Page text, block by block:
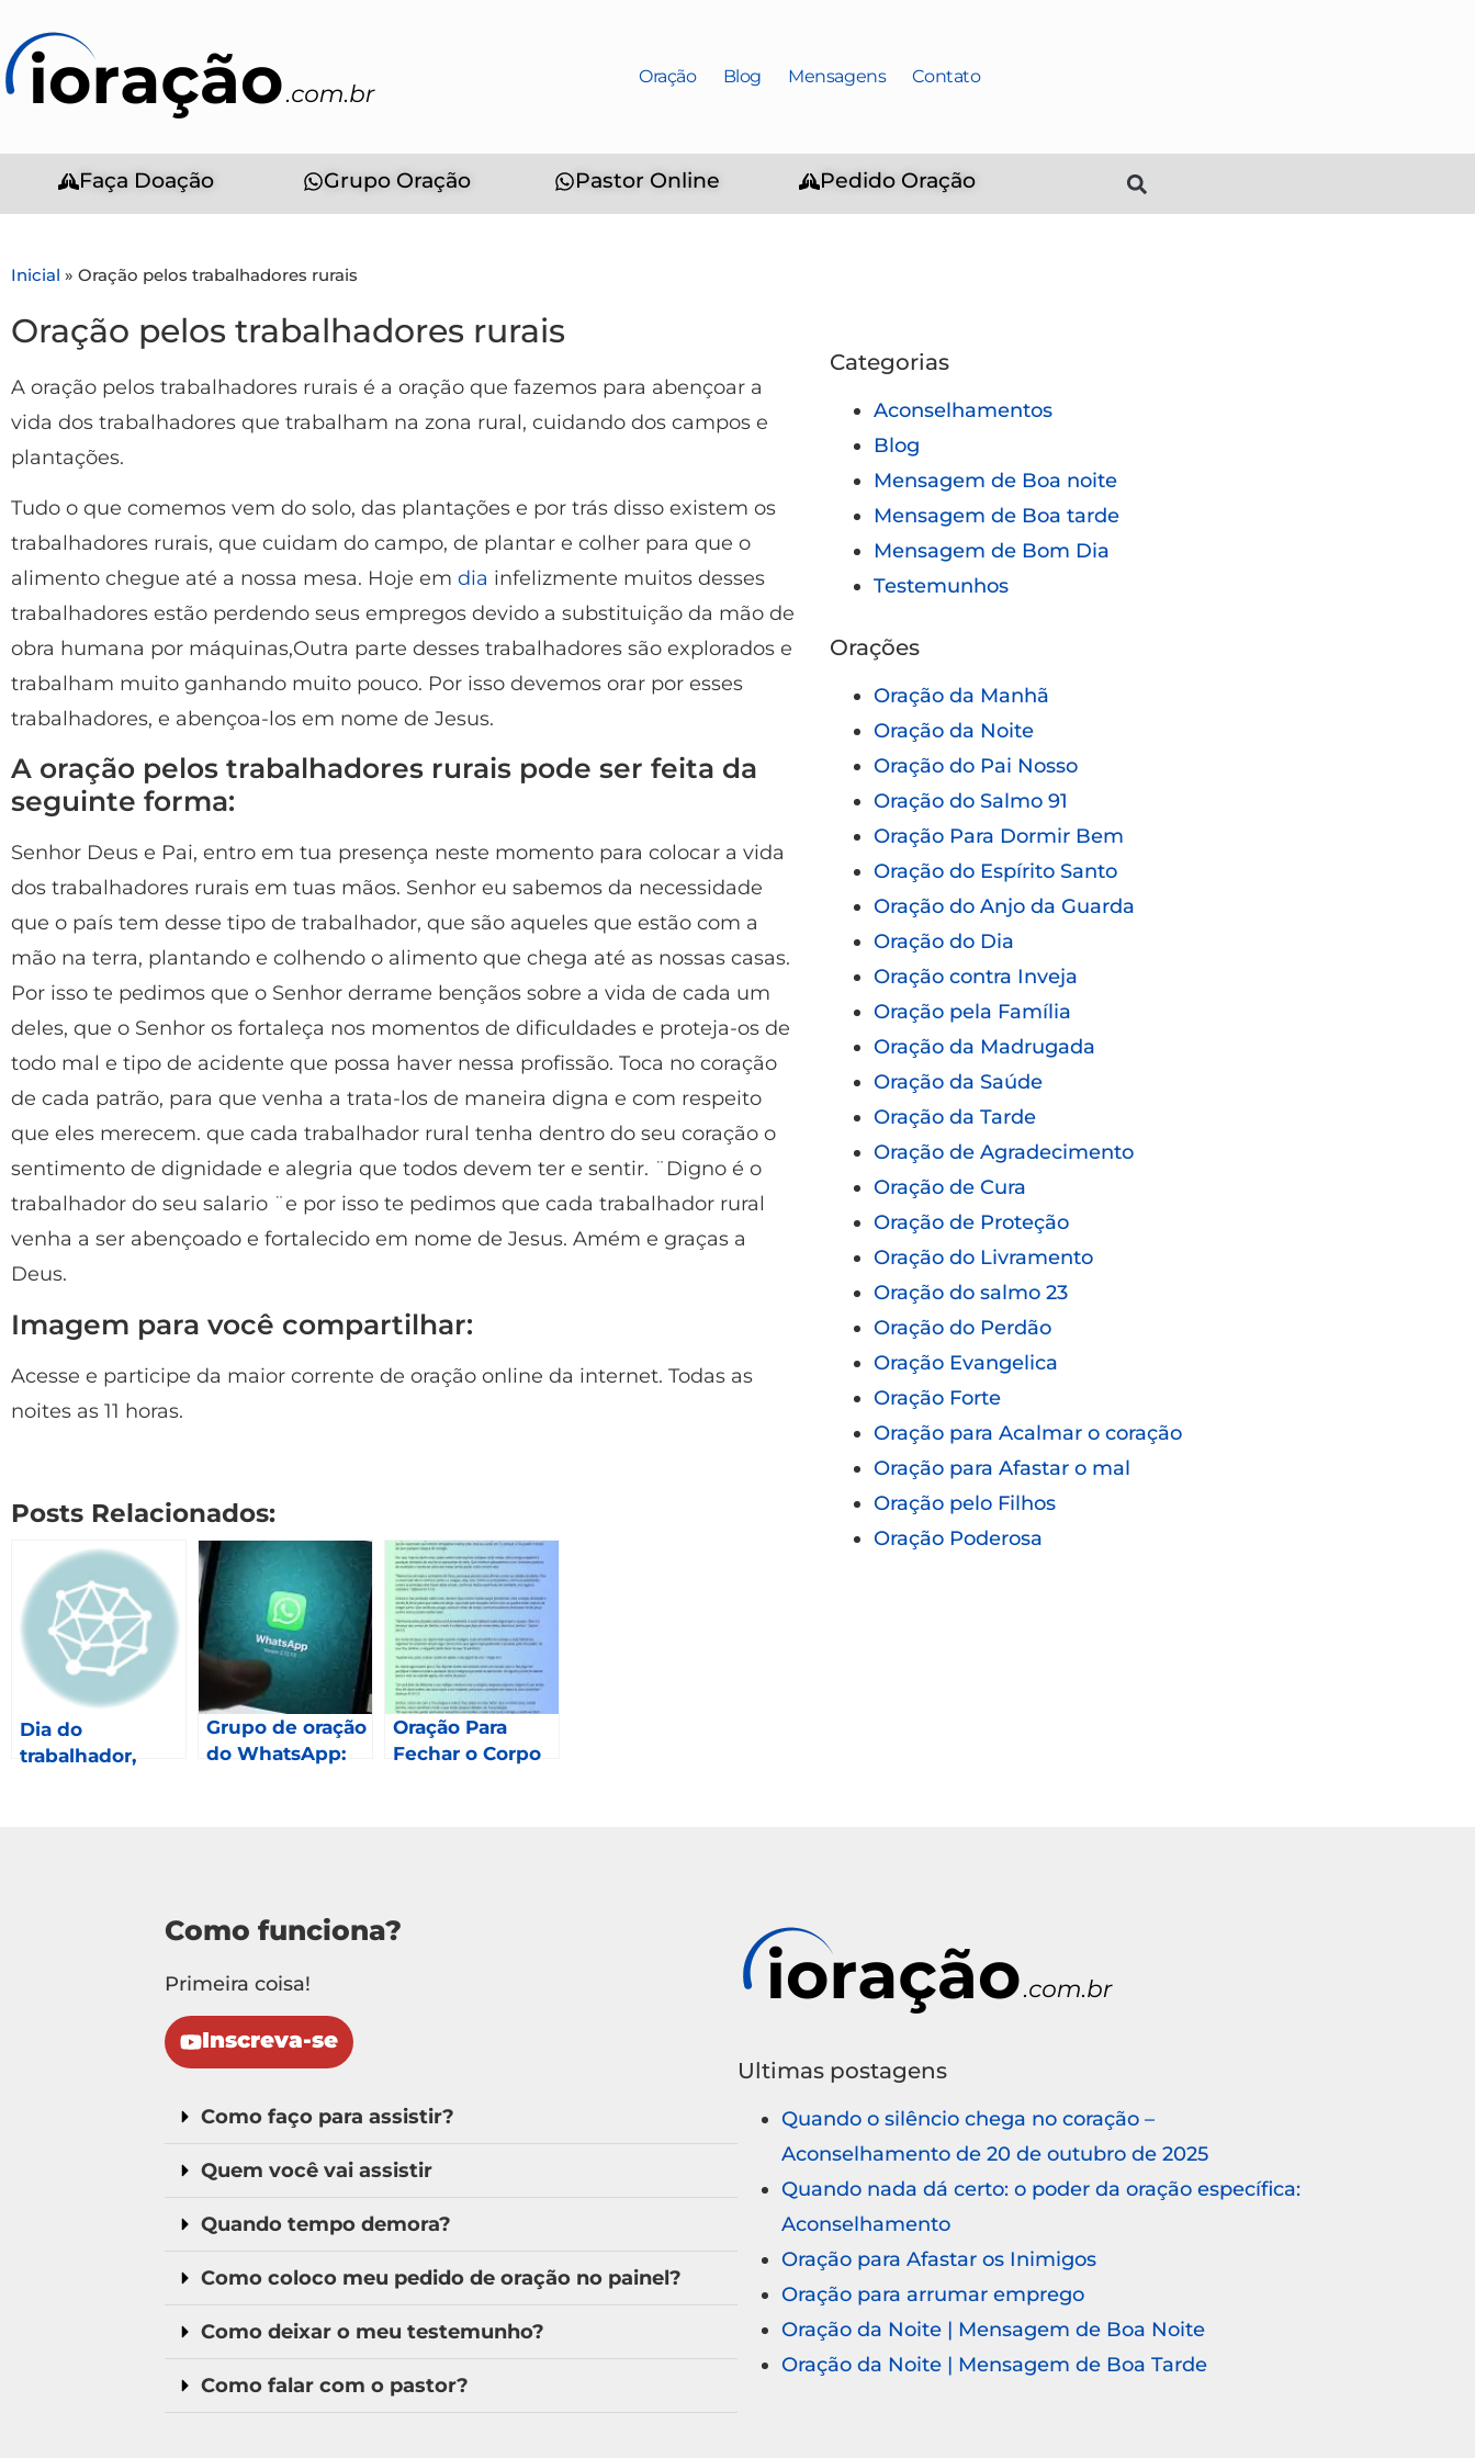
Oração Blog Mensagens Contato
Faça Doação Grupo Oração Pastor Online Pedido Oração
Inicial » Oração pelos trabalhadores rurais
Oração pelos trabalhadores rurais
A oração pelos trabalhadores rurais é a oração que fazemos para abençoar a
vida dos trabalhadores que trabalham na zona rural, cuidando dos campos e
plantações.
Tudo o que comemos vem do solo, das plantações e por trás disso existem os
trabalhadores rurais, que cuidam do campo, de plantar e colher para que o
alimento chegue até a nossa mesa. Hoje em dia infelizmente muitos desses
trabalhadores estão perdendo seus empregos devido a substituição da mão de
obra humana por máquinas,Outra parte desses trabalhadores são explorados e
trabalham muito ganhando muito pouco. Por isso devemos orar por esses
trabalhadores, e abençoa-los em nome de Jesus.
A oração pelos trabalhadores rurais pode ser feita da
seguinte forma:
Senhor Deus e Pai, entro em tua presença neste momento para colocar a vida
dos trabalhadores rurais em tuas mãos. Senhor eu sabemos da necessidade
que o país tem desse tipo de trabalhador, que são aqueles que estão com a
mão na terra, plantando e colhendo o alimento que chega até as nossas casas.
Por isso te pedimos que o Senhor derrame bençãos sobre a vida de cada um
deles, que o Senhor os fortaleça nos momentos de dificuldades e proteja-os de
todo mal e tipo de acidente que possa haver nessa profissão. Toca no coração
de cada patrão, para que venha a trata-los de maneira digna e com respeito
que eles merecem. que cada trabalhador rural tenha dentro do seu coração o
sentimento de dignidade e alegria que todos devem ter e sentir. ¨Digno é o
trabalhador do seu salario ¨e por isso te pedimos que cada trabalhador rural
venha a ser abençoado e fortalecido em nome de Jesus. Amém e graças a
Deus.
Imagem para você compartilhar:
Acesse e participe da maior corrente de oração online da internet. Todas as
noites as 11 horas.
Posts Relacionados:
Dia do
trabalhador,
Grupo de oração
do WhatsApp:
Oração Para
Fechar o Corpo
Categorias
Aconselhamentos
Blog
Mensagem de Boa noite
Mensagem de Boa tarde
Mensagem de Bom Dia
Testemunhos
Orações
Oração da Manhã
Oração da Noite
Oração do Pai Nosso
Oração do Salmo 91
Oração Para Dormir Bem
Oração do Espírito Santo
Oração do Anjo da Guarda
Oração do Dia
Oração contra Inveja
Oração pela Família
Oração da Madrugada
Oração da Saúde
Oração da Tarde
Oração de Agradecimento
Oração de Cura
Oração de Proteção
Oração do Livramento
Oração do salmo 23
Oração do Perdão
Oração Evangelica
Oração Forte
Oração para Acalmar o coração
Oração para Afastar o mal
Oração pelo Filhos
Oração Poderosa
Como funciona?
Primeira coisa!
Inscreva-se
Como faço para assistir?
Quem você vai assistir
Quando tempo demora?
Como coloco meu pedido de oração no painel?
Como deixar o meu testemunho?
Como falar com o pastor?
Ultimas postagens
Quando o silêncio chega no coração –
Aconselhamento de 20 de outubro de 2025
Quando nada dá certo: o poder da oração específica:
Aconselhamento
Oração para Afastar os Inimigos
Oração para arrumar emprego
Oração da Noite | Mensagem de Boa Noite
Oração da Noite | Mensagem de Boa Tarde